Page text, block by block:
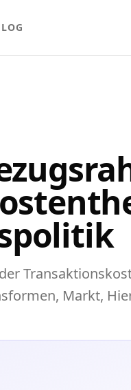
Markt,